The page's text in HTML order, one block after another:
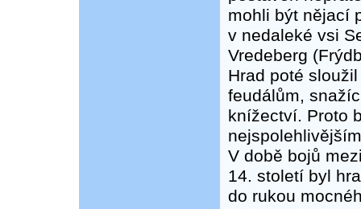
mohli být nějací
v nedaleké vsi
Vredeberg
Hrad poté
feudálům,
knížectví. Proto
V době bojů
14. století byl
do rukou